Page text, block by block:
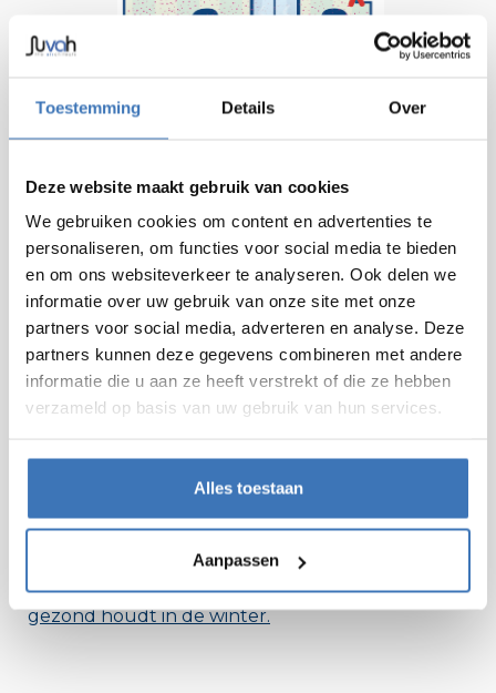
Toestemming Details Over
Deze website maakt gebruik van cookies
We gebruiken cookies om content en advertenties te
personaliseren, om functies voor social media te bieden
en om ons websiteverkeer te analyseren. Ook delen we
informatie over uw gebruik van onze site met onze
partners voor social media, adverteren en analyse. Deze
partners kunnen deze gegevens combineren met andere
informatie die u aan ze heeft verstrekt of die ze hebben
verzameld op basis van uw gebruik van hun services.
Alles toestaan
Aanpassen
Geen ventilatie of verluchting
Mechanische ventilatie
👉 Een gezond binnenklimaat is dus geen luxe,
✅ Lees ook onze blog over hoe je jewoning
gezond houdt in de winter.